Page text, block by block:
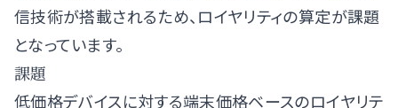
信技術が搭載されるため、ロイヤリティの算定が課題
となっています。
課題
低価格デバイスに対する端末価格ベースのロイヤリテ